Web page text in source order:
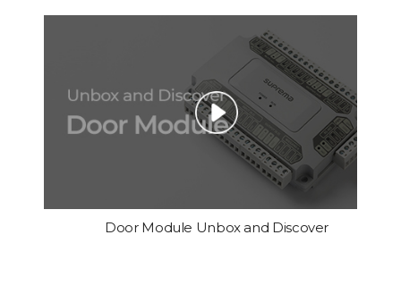
Door Module Unbox and Discover